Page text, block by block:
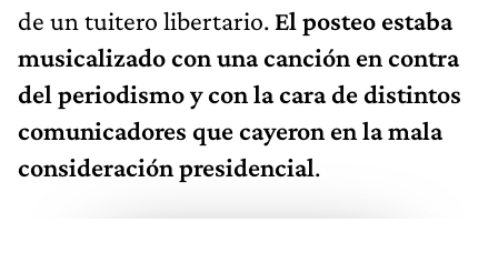
de un tuitero libertario. El posteo estaba
musicalizado con una canción en contra
del periodismo y con la cara de distintos
comunicadores que cayeron en la mala
consideración presidencial.